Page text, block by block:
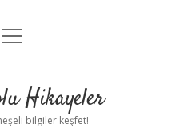
Uyarı
menüyü
Hikayeler
bilgiler keşfet!